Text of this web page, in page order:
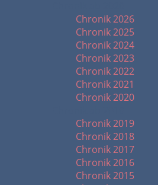
Chronik 2026
Chronik 2025
Chronik 2024
Chronik 2023
Chronik 2022
Chronik 2021
Chronik 2020
Chronik 2019
Chronik 2018
Chronik 2017
Chronik 2016
Chronik 2015